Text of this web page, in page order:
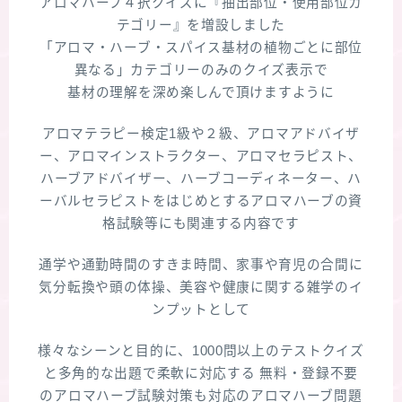
テゴリー』を増設しました
「アロマ・ハーブ・スパイス基材の植物ごとに部位
異なる」カテゴリーのみのクイズ表示で
基材の理解を深め楽しんで頂けますように
アロマテラピー検定1級や２級、アロマアドバイザ
ー、アロマインストラクター、アロマセラピスト、
ハーブアドバイザー、ハーブコーディネーター、ハ
ーバルセラピストをはじめとするアロマハーブの資
格試験等にも関連する内容です
通学や通勤時間のすきま時間、家事や育児の合間に
気分転換や頭の体操、美容や健康に関する雑学のイ
ンプットとして
様々なシーンと目的に、1000問以上のテストクイズ
と多角的な出題で柔軟に対応する 無料・登録不要
のアロマハーブ試験対策も対応のアロマハーブ問題